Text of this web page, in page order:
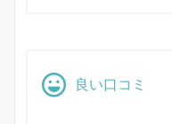
良い口コミ